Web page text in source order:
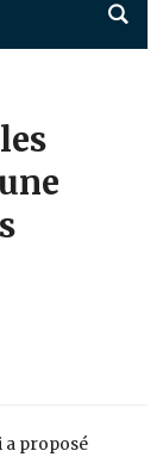
a proposé